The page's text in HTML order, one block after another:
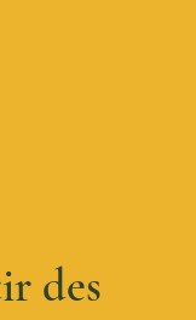
des